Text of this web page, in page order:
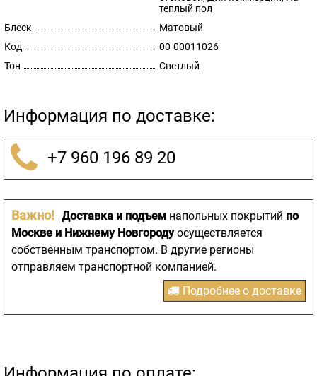
теплый пол
Блеск
Матовый
Код
00-00011026
Тон
Светлый
Информация по доставке:
+7 960 196 89 20
Важно! Доставка и подъем напольных покрытий по
Москве и Нижнему Новгородуосуществляется
собственным транспортом. В другие регионы
отправляем транспортной компанией.
Подробнее о доставке